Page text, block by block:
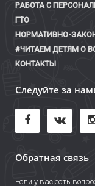
РАБОТА С
ГТО
НОРМАТИВНО-
#ЧИТАЕМ ДЕТЯМ О
КОНТАКТЫ
Следуйте за
Обратная связь
Если у вас есть